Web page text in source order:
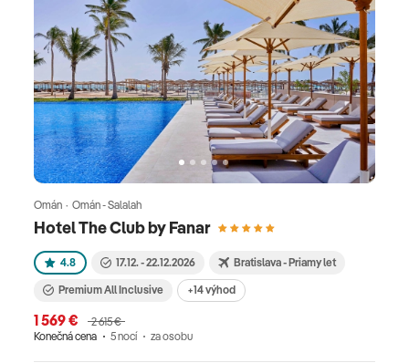
Hotel The Club by Fanar
Omán · Omán - Salalah
4.8 17.12. - 22.12.2026 Bratislava - Priamy let
Premium All Inclusive +14 výhod
1 569 €
2 615 €
Konečná cena
5 nocí za osobu